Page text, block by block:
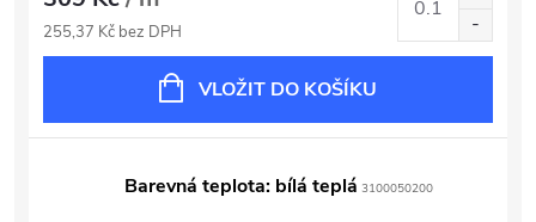
255,37 Kč bez DPH
VLOŽIT DO KOŠÍKU
Barevná teplota: bílá teplá 3100050200